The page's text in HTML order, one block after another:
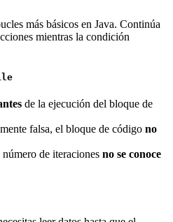
más básicos en Java. Continúa
mientras la condición
de la ejecución del bloque de
falsa, el bloque de código no
de iteraciones no se conoce